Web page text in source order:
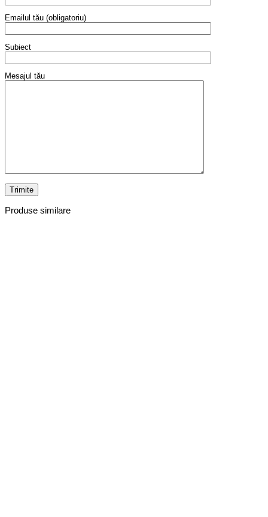
Emailul tău (obligatoriu)
Subiect
Mesajul tău
Produse similare